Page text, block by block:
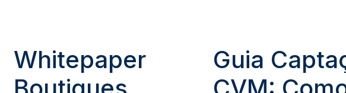
Whitepaper
Guia